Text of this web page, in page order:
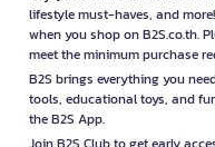
lifestyle must-haves, and
when you shop on B2S.co.th.
meet the minimum purchase
B2S brings everything you
tools, educational toys, and
the B2S App.